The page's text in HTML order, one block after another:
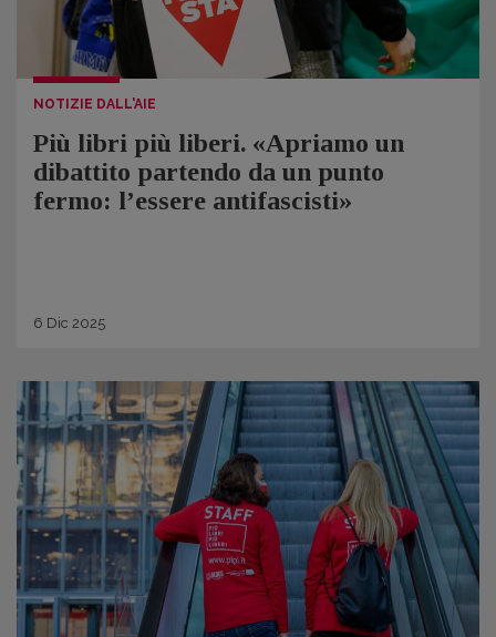
NOTIZIE DALL'AIE
Più libri più liberi. «Apriamo un
dibattito partendo da un punto
fermo: l’essere antifascisti»
6 Dic 2025